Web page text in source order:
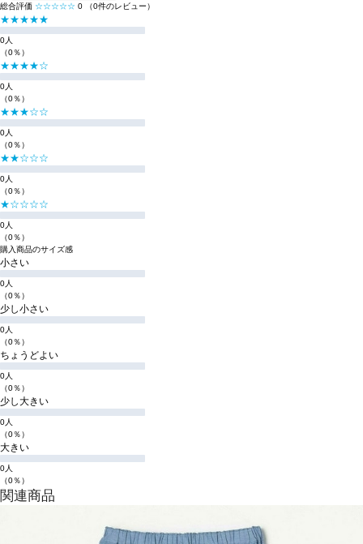
総合評価 ☆☆☆☆☆ 0 （0件のレビュー）
★★★★★
0人
（0％）
★★★★☆
0人
（0％）
★★★☆☆
0人
（0％）
★★☆☆☆
0人
（0％）
★☆☆☆☆
0人
（0％）
購入商品のサイズ感
小さい
0人
（0％）
少し小さい
0人
（0％）
ちょうどよい
0人
（0％）
少し大きい
0人
（0％）
大きい
0人
（0％）
関連商品